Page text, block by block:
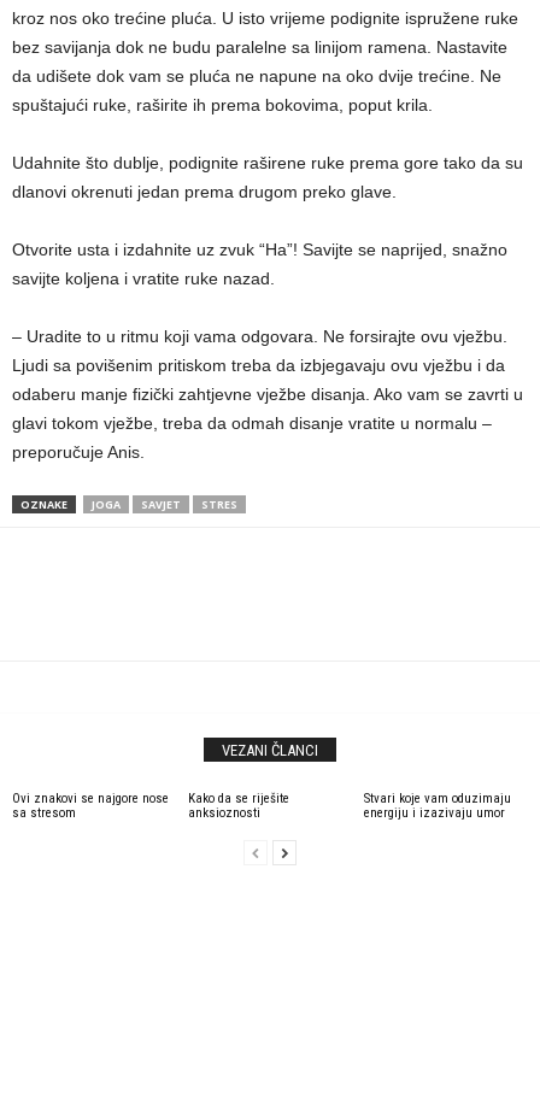
kroz nos oko trećine pluća. U isto vrijeme podignite ispružene ruke
bez savijanja dok ne budu paralelne sa linijom ramena. Nastavite
da udišete dok vam se pluća ne napune na oko dvije trećine. Ne
spuštajući ruke, raširite ih prema bokovima, poput krila.
Udahnite što dublje, podignite raširene ruke prema gore tako da su
dlanovi okrenuti jedan prema drugom preko glave.
Otvorite usta i izdahnite uz zvuk “Ha”! Savijte se naprijed, snažno
savijte koljena i vratite ruke nazad.
– Uradite to u ritmu koji vama odgovara. Ne forsirajte ovu vježbu.
Ljudi sa povišenim pritiskom treba da izbjegavaju ovu vježbu i da
odaberu manje fizički zahtjevne vježbe disanja. Ako vam se zavrti u
glavi tokom vježbe, treba da odmah disanje vratite u normalu –
preporučuje Anis.
OZNAKE JOGA SAVJET STRES
VEZANI ČLANCI
Ovi znakovi se najgore nose
sa stresom
Kako da se riješite
anksioznosti
Stvari koje vam oduzimaju
energiju i izazivaju umor